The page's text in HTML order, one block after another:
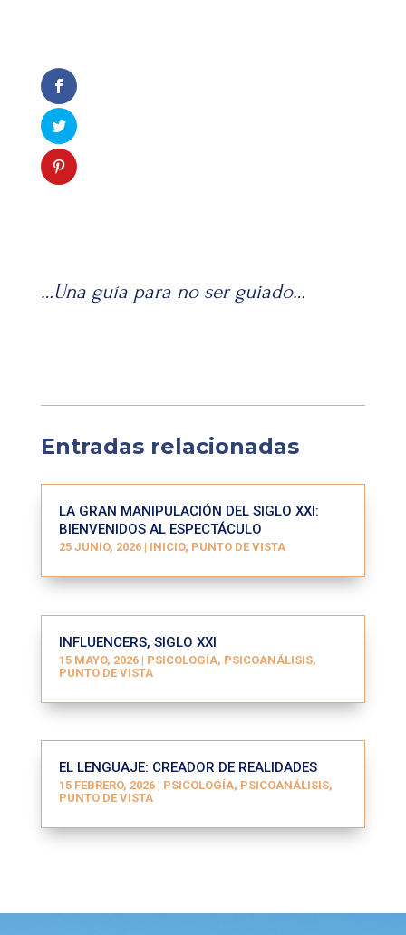
…Una guía para no ser guiado…
Entradas relacionadas
LA GRAN MANIPULACIÓN DEL SIGLO XXI:
BIENVENIDOS AL ESPECTÁCULO
25 JUNIO, 2026| INICIO, PUNTO DE VISTA
INFLUENCERS, SIGLO XXI
15 MAYO, 2026| PSICOLOGÍA, PSICOANÁLISIS,
PUNTO DE VISTA
EL LENGUAJE: CREADOR DE REALIDADES
15 FEBRERO, 2026| PSICOLOGÍA, PSICOANÁLISIS,
PUNTO DE VISTA